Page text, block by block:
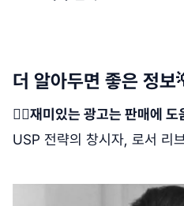
더 알아두면 좋은 정보
🤷‍♂️재미있는 광고는 판매에
USP 전략의 창시자, 로서 리